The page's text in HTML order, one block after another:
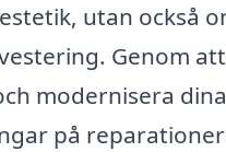
utan också
Genom att
modernisera
på